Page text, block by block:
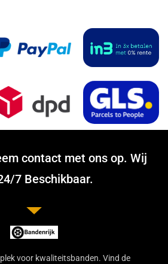
contact met ons op. Wij
7 Beschikbaar.
voor kwaliteitsbanden. Vind de